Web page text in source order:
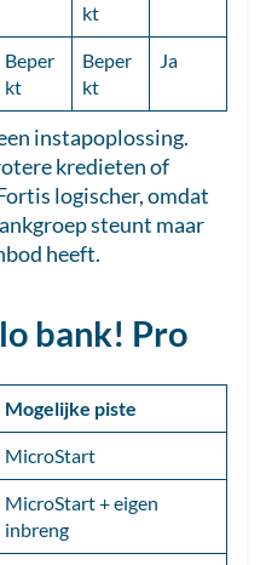
kt
Beper
kt
Beper
kt
Ja
instapoplossing.
kredieten of
logischer, omdat
steunt maar
heeft.
bank! Pro
Mogelijke piste
MicroStart
MicroStart + eigen
inbreng